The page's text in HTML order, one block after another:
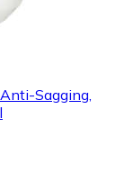
Sagging,